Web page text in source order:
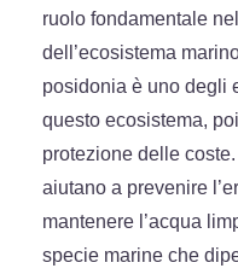
ruolo fondamentale
dell’ecosistema
posidonia è uno degli
questo ecosistema,
protezione delle
aiutano a prevenire
mantenere l’acqua
specie marine che